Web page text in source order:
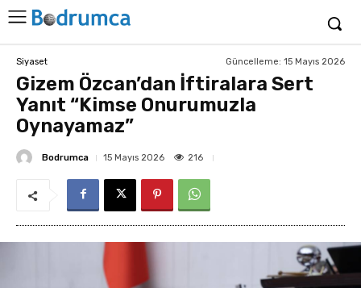
Siyaset Güncelleme: 15 Mayıs 2026
Gizem Özcan’dan İftiralara Sert
Yanıt “Kimse Onurumuzla
Oynayamaz”
Bodrumca 15 Mayıs 2026 216